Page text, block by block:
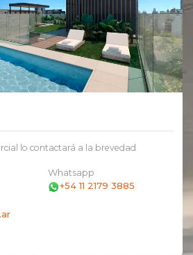
lo contactará a la brevedad
Whatsapp
+54 11 2179 3885